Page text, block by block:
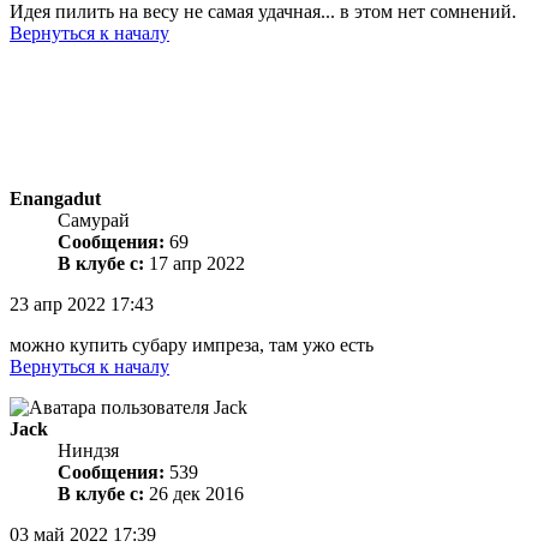
Идея пилить на весу не самая удачная... в этом нет сомнений.
Вернуться к началу
Enangadut
Самурай
Сообщения: 69
В клубе с: 17 апр 2022
23 апр 2022 17:43
можно купить субару импреза, там ужо есть
Вернуться к началу
Jack
Ниндзя
Сообщения: 539
В клубе с: 26 дек 2016
03 май 2022 17:39